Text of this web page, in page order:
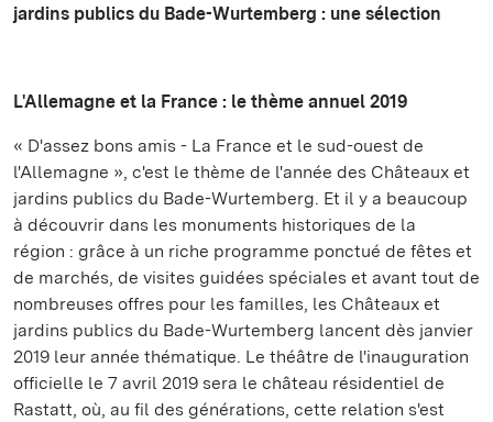
jardins publics du Bade-Wurtemberg : une sélection
L'Allemagne et la France : le thème annuel 2019
« D'assez bons amis - La France et le sud-ouest de
l'Allemagne », c'est le thème de l'année des Châteaux et
jardins publics du Bade-Wurtemberg. Et il y a beaucoup
à découvrir dans les monuments historiques de la
région : grâce à un riche programme ponctué de fêtes et
de marchés, de visites guidées spéciales et avant tout de
nombreuses offres pour les familles, les Châteaux et
jardins publics du Bade-Wurtemberg lancent dès janvier
2019 leur année thématique. Le théâtre de l'inauguration
officielle le 7 avril 2019 sera le château résidentiel de
Rastatt, où, au fil des générations, cette relation s'est